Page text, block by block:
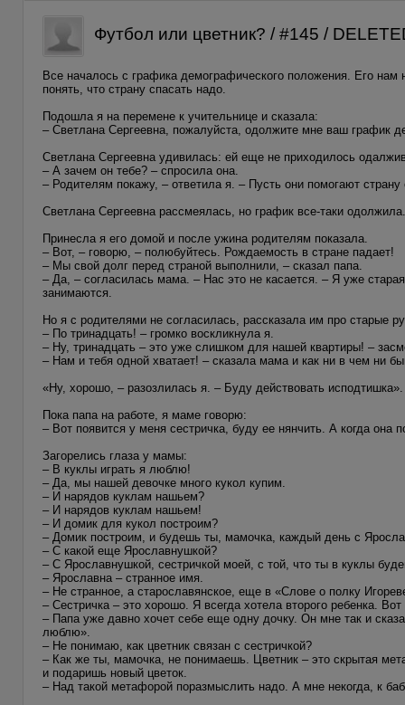
Футбол или цветник? / #145 /
Все началось с графика демографического положения. Его
понять, что страну спасать надо.
Подошла я на перемене к учительнице и сказала:
– Светлана Сергеевна, пожалуйста, одолжите мне ваш график
Светлана Сергеевна удивилась: ей еще не приходилось
– А зачем он тебе? – спросила она.
– Родителям покажу, – ответила я. – Пусть они помогают
Светлана Сергеевна рассмеялась, но график все-таки одолжила.
Принесла я его домой и после ужина родителям показала.
– Вот, – говорю, – полюбуйтесь. Рождаемость в стране падает!
– Мы свой долг перед страной выполнили, – сказал папа.
– Да, – согласилась мама. – Нас это не касается. – Я уже
занимаются.
Но я с родителями не согласилась, рассказала им про старые
– По тринадцать! – громко воскликнула я.
– Ну, тринадцать – это уже слишком для нашей квартиры! –
– Нам и тебя одной хватает! – сказала мама и как ни в чем ни
«Ну, хорошо, – разозлилась я. – Буду действовать исподтишка».
Пока папа на работе, я маме говорю:
– Вот появится у меня сестричка, буду ее нянчить. А когда она
Загорелись глаза у мамы:
– В куклы играть я люблю!
– Да, мы нашей девочке много кукол купим.
– И нарядов куклам нашьем?
– И нарядов куклам нашьем!
– И домик для кукол построим?
– Домик построим, и будешь ты, мамочка, каждый день с
– С какой еще Ярославнушкой?
– С Ярославнушкой, сестричкой моей, с той, что ты в куклы
– Ярославна – странное имя.
– Не странное, а старославянское, еще в «Слове о полку
– Сестричка – это хорошо. Я всегда хотела второго ребенка.
– Папа уже давно хочет себе еще одну дочку. Он мне так и
люблю».
– Не понимаю, как цветник связан с сестричкой?
– Как же ты, мамочка, не понимаешь. Цветник – это скрытая
и подаришь новый цветок.
– Над такой метафорой поразмыслить надо. А мне некогда, к